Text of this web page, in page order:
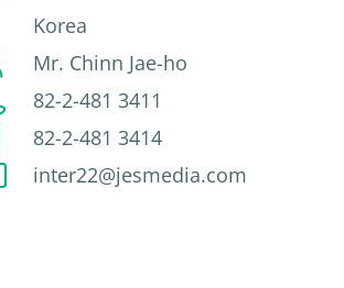
Korea
Mr. Chinn Jae-ho
82-2-481 3411
82-2-481 3414
inter22@jesmedia.com